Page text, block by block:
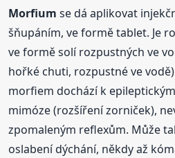
Morfium se dá aplikovat
šňupáním, ve formě tablet. Je
ve formě solí rozpustných ve
hořké chuti, rozpustné ve
morfiem dochází k
mimóze (rozšíření zorniček),
zpomaleným reflexům. Může
oslabení dýchání, někdy až